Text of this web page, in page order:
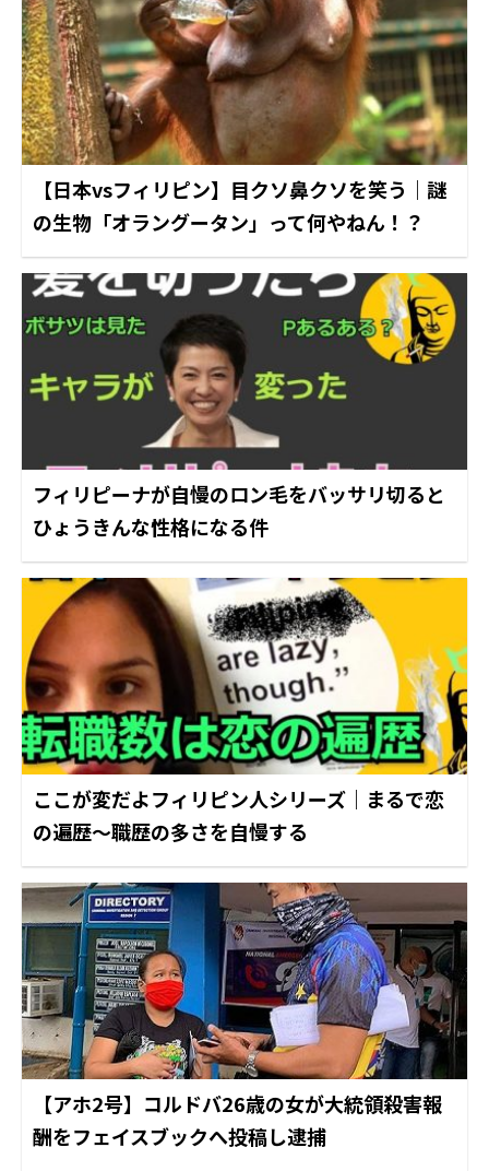
【日本vsフィリピン】目クソ鼻クソを笑う｜謎
の生物「オラングータン」って何やねん！？
フィリピーナが自慢のロン毛をバッサリ切ると
ひょうきんな性格になる件
ここが変だよフィリピン人シリーズ｜まるで恋
の遍歴～職歴の多さを自慢する
【アホ2号】コルドバ26歳の女が大統領殺害報
酬をフェイスブックへ投稿し逮捕